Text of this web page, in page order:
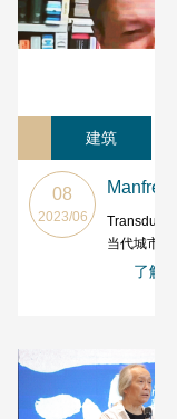
建筑
08
2023/06
当代城市
了解